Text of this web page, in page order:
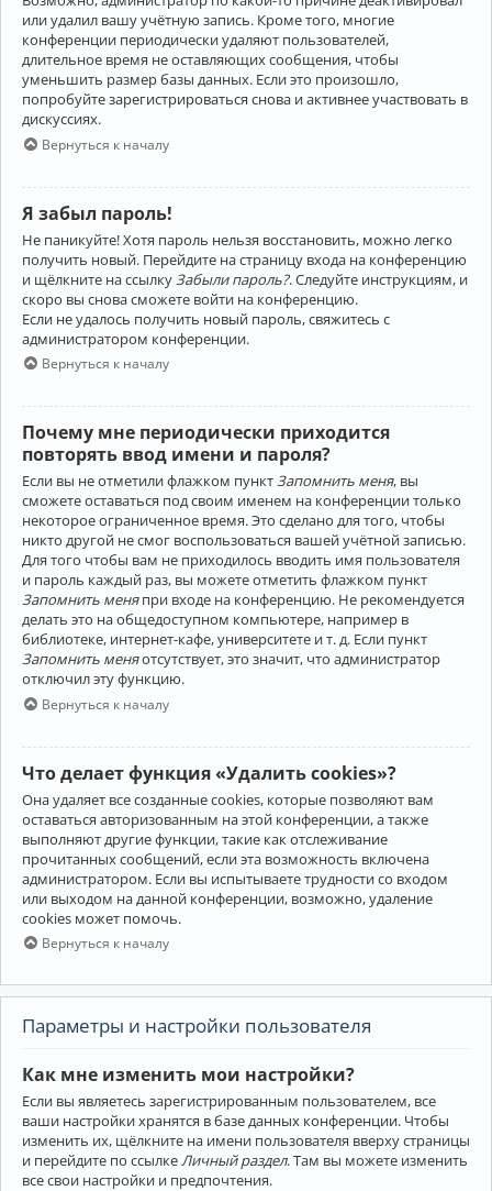
или удалил вашу учётную запись. Кроме того, многие
конференции периодически удаляют пользователей,
длительное время не оставляющих сообщения, чтобы
уменьшить размер базы данных. Если это произошло,
попробуйте зарегистрироваться снова и активнее участвовать в
дискуссиях.
Вернуться к началу
Я забыл пароль!
Не паникуйте! Хотя пароль нельзя восстановить, можно легко
получить новый. Перейдите на страницу входа на конференцию
и щёлкните на ссылку Забыли пароль?. Следуйте инструкциям, и
скоро вы снова сможете войти на конференцию.
Если не удалось получить новый пароль, свяжитесь с
администратором конференции.
Вернуться к началу
Почему мне периодически приходится
повторять ввод имени и пароля?
Если вы не отметили флажком пунктЗапомнить меня, вы
сможете оставаться под своим именем на конференции только
некоторое ограниченное время. Это сделано для того, чтобы
никто другой не смог воспользоваться вашей учётной записью.
Для того чтобы вам не приходилось вводить имя пользователя
и пароль каждый раз, вы можете отметить флажком пункт
Запомнить меняпри входе на конференцию. Не рекомендуется
делать это на общедоступном компьютере, например в
библиотеке, интернет-кафе, университете и т. д. Если пункт
Запомнить меняотсутствует, это значит, что администратор
отключил эту функцию.
Вернуться к началу
Что делает функция «Удалить cookies»?
Она удаляет все созданные cookies, которые позволяют вам
оставаться авторизованным на этой конференции, а также
выполняют другие функции, такие как отслеживание
прочитанных сообщений, если эта возможность включена
администратором. Если вы испытываете трудности со входом
или выходом на данной конференции, возможно, удаление
cookies может помочь.
Вернуться к началу
Параметры и настройки пользователя
Как мне изменить мои настройки?
Если вы являетесь зарегистрированным пользователем, все
ваши настройки хранятся в базе данных конференции. Чтобы
изменить их, щёлкните на имени пользователя вверху страницы
и перейдите по ссылке Личный раздел. Там вы можете изменить
все свои настройки и предпочтения.